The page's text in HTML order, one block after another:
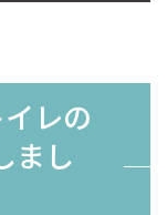
レの
まし